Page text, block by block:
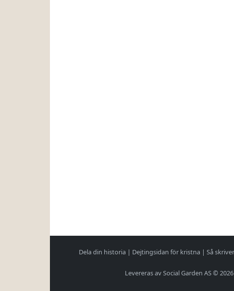
Dela din historia | Dejtingsidan för kristna | Så
Levereras av Social Garden AS ©